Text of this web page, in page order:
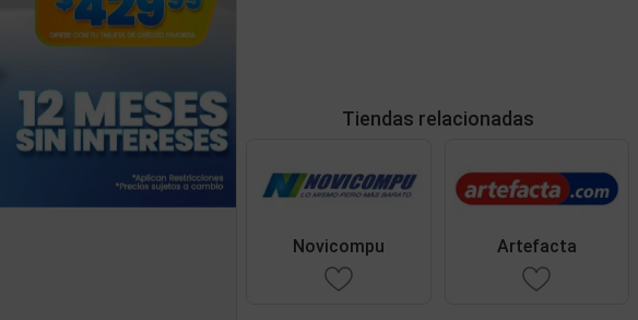
Tiendas relacionadas
Novicompu Artefacta